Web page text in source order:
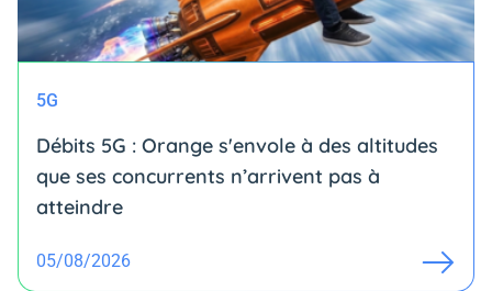
5G
Débits 5G : Orange s'envole à des altitudes
que ses concurrents n’arrivent pas à
atteindre
05/08/2026